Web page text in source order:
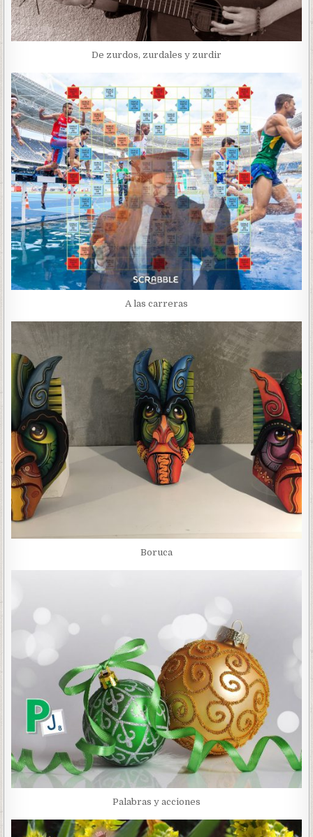
De zurdos, zurdales y zurdir
A las carreras
Boruca
Palabras y acciones